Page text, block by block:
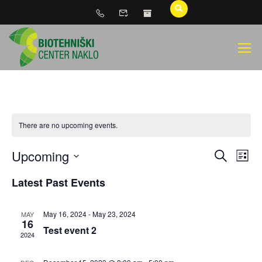
There are no upcoming events.
SEARCH
LIST
Upcoming
Latest Past Events
MAY
16
2024
May 16, 2024-May 23, 2024
Test event 2